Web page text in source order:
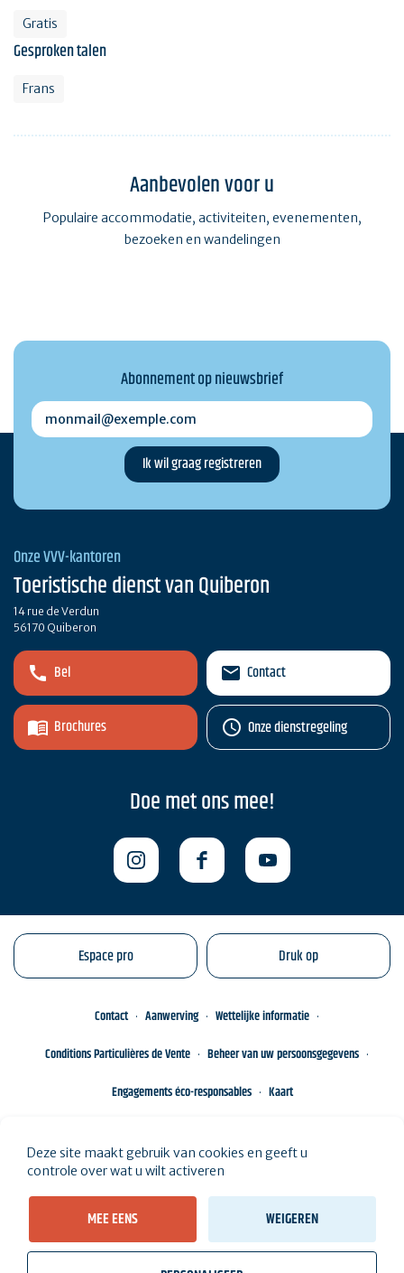
Gratis
Gesproken talen
Frans
Aanbevolen voor u
Populaire accommodatie, activiteiten, evenementen,
bezoeken en wandelingen
Abonnement op nieuwsbrief
monmail@exemple.com
Onze VVV-kantoren
Toeristische dienst van Quiberon
14 rue de Verdun
56170 Quiberon
Bel
Brochures
Contact
Onze dienstregeling
Doe met ons mee!
Espace pro Druk op
Contact Aanwerving
Wettelijke informatie
Conditions Particulières de Vente
Beheer van uw persoonsgegevens
Engagements éco-responsables
Kaart
Deze site maakt gebruik van cookies en geeft u
controle over wat u wilt activeren
MEE EENS WEIGEREN